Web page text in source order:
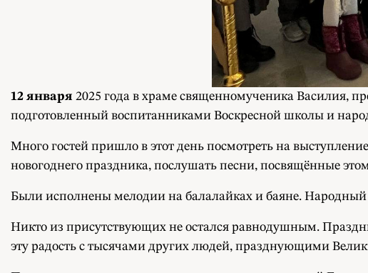
12 января 2025 года в храме священномученика Василия,
подготовленный воспитанниками Воскресной школы и
Много гостей пришло в этот день посмотреть на
новогоднего праздника, послушать песни, посвящённые
Были исполнены мелодии на балалайках и баяне. Народный
Никто из присутствующих не остался равнодушным.
эту радость с тысячами других людей, празднующими